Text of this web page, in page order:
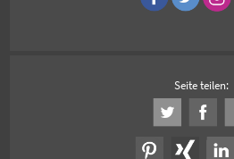
Seite teilen: